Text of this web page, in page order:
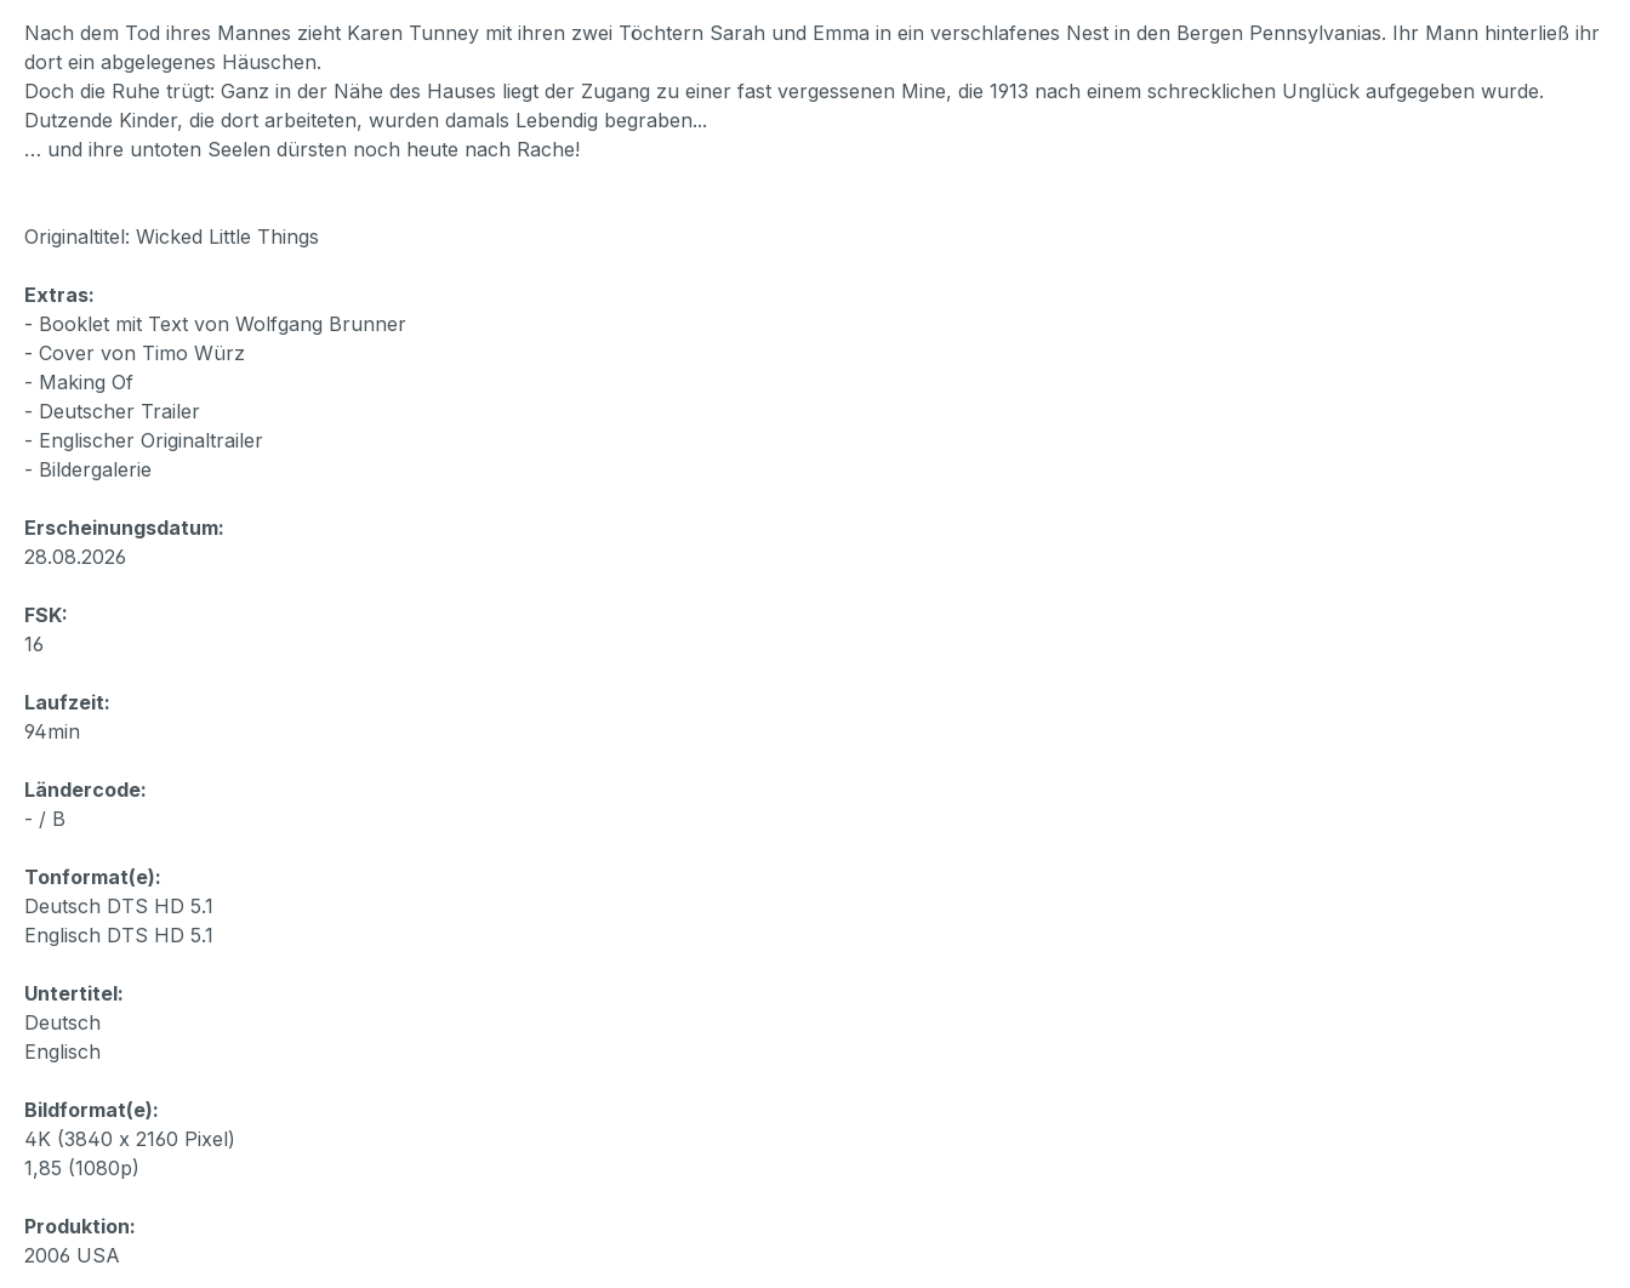
Nach dem Tod ihres Mannes zieht Karen Tunney mit ihren zwei Töchtern Sarah und Emma in ein verschlafenes Nest in den Bergen Pennsylvanias. Ihr Mann hinterließ ihr
dort ein abgelegenes Häuschen.
Doch die Ruhe trügt: Ganz in der Nähe des Hauses liegt der Zugang zu einer fast vergessenen Mine, die 1913 nach einem schrecklichen Unglück aufgegeben wurde.
Dutzende Kinder, die dort arbeiteten, wurden damals Lebendig begraben...
… und ihre untoten Seelen dürsten noch heute nach Rache!
Originaltitel: Wicked Little Things
Extras:
- Booklet mit Text von Wolfgang Brunner
- Cover von Timo Würz
- Making Of
- Deutscher Trailer
- Englischer Originaltrailer
- Bildergalerie
Erscheinungsdatum:
28.08.2026
FSK:
16
Laufzeit:
94min
Ländercode:
- / B
Tonformat(e):
Deutsch DTS HD 5.1
Englisch DTS HD 5.1
Untertitel:
Deutsch
Englisch
Bildformat(e):
4K (3840 x 2160 Pixel)
1,85 (1080p)
Produktion:
2006 USA